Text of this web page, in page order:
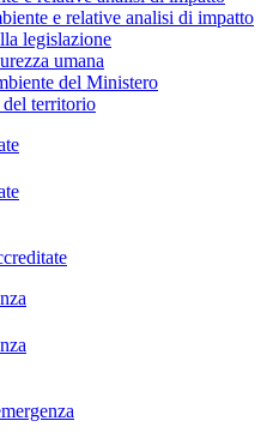
e relative analisi di impatto
legislazione
umana
del Ministero
territorio